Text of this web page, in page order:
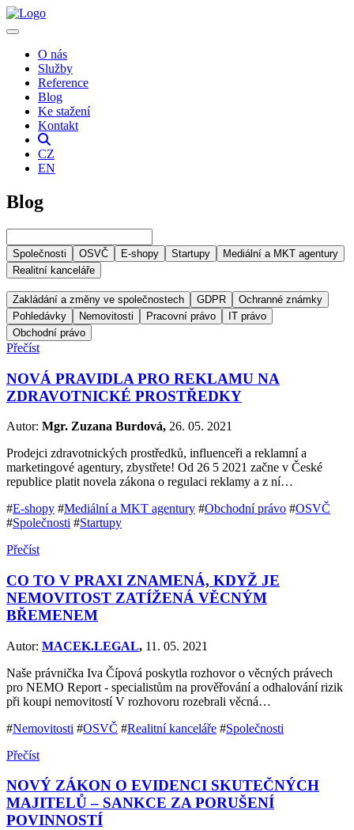
O nás
Služby
Reference
Blog
Ke stažení
Kontakt
CZ
EN
Blog
Společnosti OSVČ E-shopy Startupy
Mediální a MKT agentury
Realitní kanceláře
Zakládání a změny ve společnostech GDPR
Ochranné známky
Pohledávky
Nemovitosti Pracovní právo
IT právo
Obchodní právo
Přečíst
NOVÁ PRAVIDLA PRO REKLAMU NA
ZDRAVOTNICKÉ PROSTŘEDKY
Autor: Mgr. Zuzana Burdová, 26. 05. 2021
Prodejci zdravotnických prostředků, influenceři a reklamní a
marketingové agentury, zbystřete! Od 26 5 2021 začne v České
republice platit novela zákona o regulaci reklamy a z ní…
#E-shopy #Mediální a MKT agentury #Obchodní právo #OSVČ
#Společnosti #Startupy
Přečíst
CO TO V PRAXI ZNAMENÁ, KDYŽ JE
NEMOVITOST ZATÍŽENÁ VĚCNÝM
BŘEMENEM
Autor: MACEK.LEGAL, 11. 05. 2021
Naše právnička Iva Čípová poskytla rozhovor o věcných právech
pro NEMO Report - specialistům na prověřování a odhalování rizik
při koupi nemovitostí V rozhovoru rozebrali věcná…
#Nemovitosti #OSVČ #Realitní kanceláře #Společnosti
Přečíst
NOVÝ ZÁKON O EVIDENCI SKUTEČNÝCH
MAJITELŮ – SANKCE ZA PORUŠENÍ
POVINNOSTÍ